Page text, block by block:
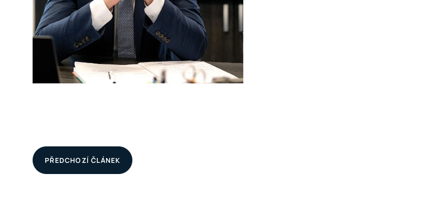
PŘEDCHOZÍ ČLÁNEK